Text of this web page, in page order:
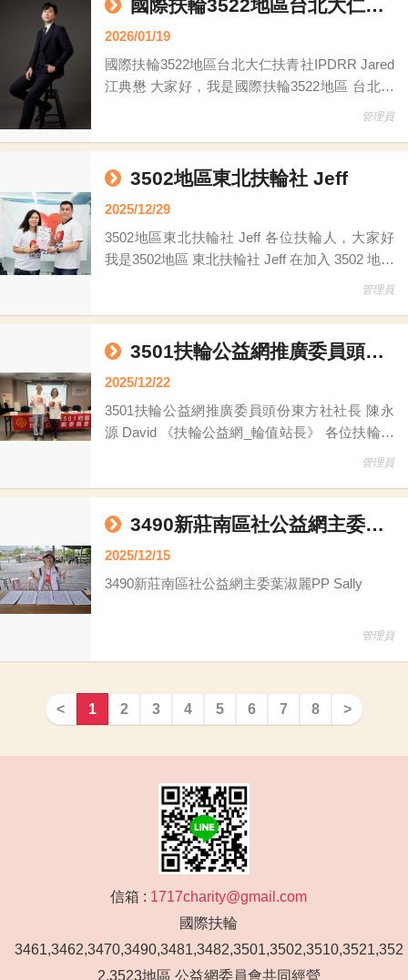
年從事公關與藝人經紀相關工作，習慣在不同角
色、不同需求之間來回溝通
國際扶輪3522地區台北大仁扶青社IPDRR Jared江典懋
2026/01/19
國際扶輪3522地區台北大仁扶青社IPDRR Jared
江典懋 大家好，我是國際扶輪3522地區 台北大
仁扶青社的 IPDRR Jared 江典懋，同時也是
執行長；十分榮幸能夠與大家分享近期感動滿滿
的服務與心得。 自我介紹： 我目前擔任智匯保
管理員
3502地區東北扶輪社 Jeff
2025/12/29
3502地區東北扶輪社 Jeff 各位扶輪人，大家好
我是3502地區 東北扶輪社 Jeff 在加入 3502 地區
公益網 這個大家庭之前，我從未想過「分享」
的時間或許不算太長，但這段日子的所見所聞，
卻讓我經歷了一場深刻的生命教育。 在這裡，
用」的惜福智慧。 原來，那些被我們堆積在儲
藏室
管理員
3501扶輪公益網推廣委員頭份東方社社長 陳永源 David
2025/12/22
3501扶輪公益網推廣委員頭份東方社社長 陳永
源 David 《扶輪公益網_輪值站長》 各位扶輪領
導人＆社友好： 我是3501地區扶輪公益網， 委
3501地區扶輪公益網主委PP Monica的推薦，讓
我有機會擔任這一週扶輪公益網的輪值站長。
Freda及頭份東方社Bella姐邀
管理員
3490新莊南區社公益網主委葉淑麗PP Sally
2025/12/15
3490新莊南區社公益網主委葉淑麗PP Sally
管理員
< 1 2 3 4 5 6 7 8 >
信箱 : 1717charity@gmail.com
國際扶輪
3461,3462,3470,3490,3481,3482,3501,3502,3510,3521,352
2,3523地區 公益網委員會共同經營